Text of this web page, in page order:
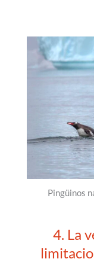
Pingüinos
4. La